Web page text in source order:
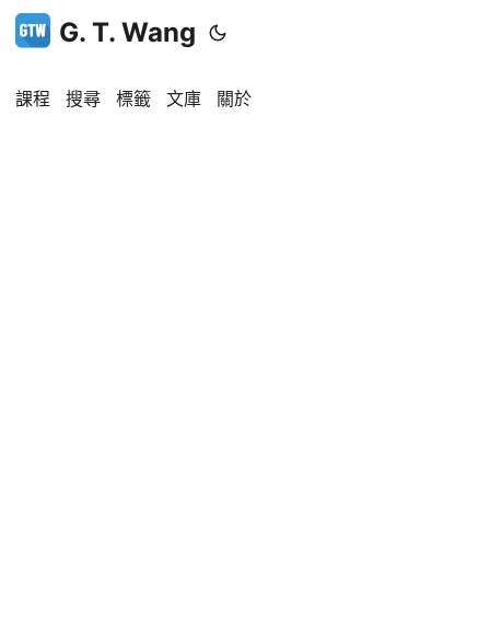
G. T. Wang
課程 搜尋 標籤 文庫 關於